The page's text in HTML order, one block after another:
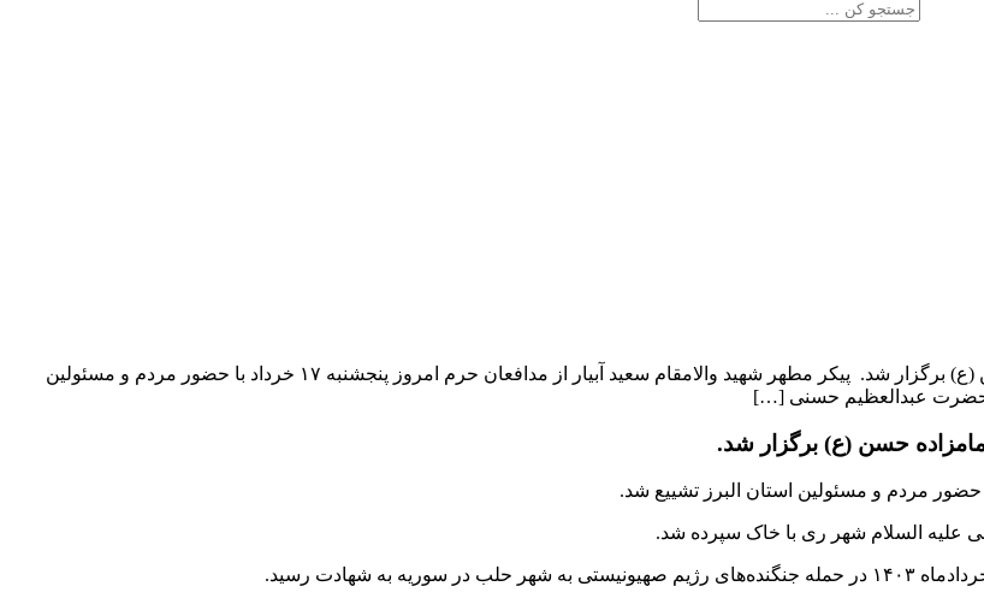
مراسم تشییع پیکر مطهر شهید آبیار از مسیر میدان شهدای کرج تا امامزاده حسن (ع) برگزار شد. پیکر مطهر شهید والامقام سعید آبیار از مدافعان حرم امروز پنجشنبه ۱۷ خرداد با حضور مردم و مسئولین
حضرت عبدالعظیم حسنی […]
حسن (ع) برگزار شد.
علیه السلام شهر ری با خاک سپرده شد.